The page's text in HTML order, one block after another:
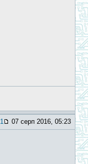
07 серп 2016, 05:23